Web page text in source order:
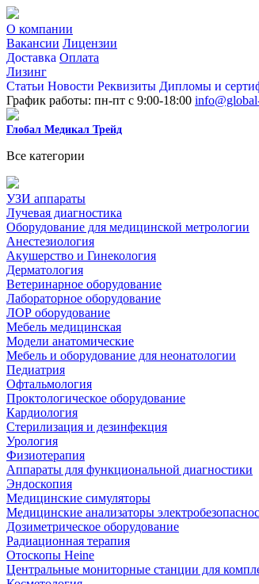
О компании
Вакансии Лицензии
Доставка Оплата
Лизинг
Статьи Новости Реквизиты Дипломы и
График работы: пн-пт с 9:00-18:00
Глобал Медикал Трейд
Все категории
УЗИ аппараты
Лучевая диагностика
Оборудование для медицинской метрологии
Анестезиология
Акушерство и Гинекология
Дерматология
Ветеринарное оборудование
Лабораторное оборудование
ЛОР оборудование
Мебель медицинская
Модели анатомические
Мебель и оборудование для неонатологии
Педиатрия
Офтальмология
Проктологическое оборудование
Кардиология
Стерилизация и дезинфекция
Урология
Физиотерапия
Аппараты для функциональной диагностики
Эндоскопия
Медицинские симуляторы
Медицинские анализаторы
Дозиметрическое оборудование
Радиационная терапия
Отоскопы Heine
Центральные мониторные станции для